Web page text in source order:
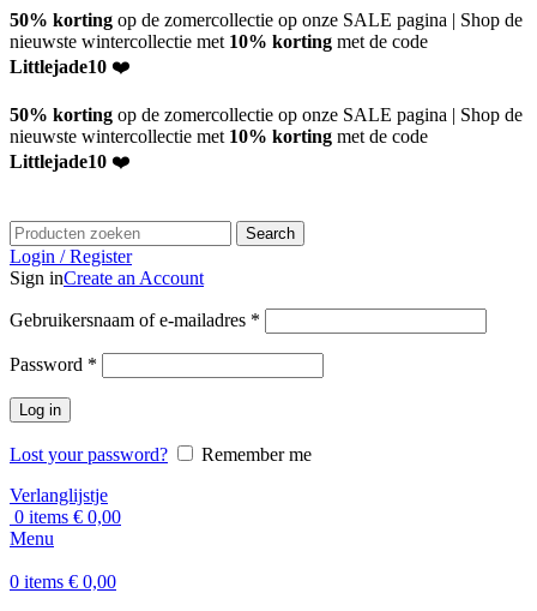
50% korting op de zomercollectie op onze SALE pagina | Shop de
nieuwste wintercollectie met 10% korting met de code
Littlejade10 ❤️
50% korting op de zomercollectie op onze SALE pagina | Shop de
nieuwste wintercollectie met 10% korting met de code
Littlejade10 ❤️
Search
Login / Register
Sign inCreate an Account
Gebruikersnaam of e-mailadres *
Password *
Log in
Lost your password?
Remember me
Verlanglijstje
0 items € 0,00
Menu
0 items € 0,00